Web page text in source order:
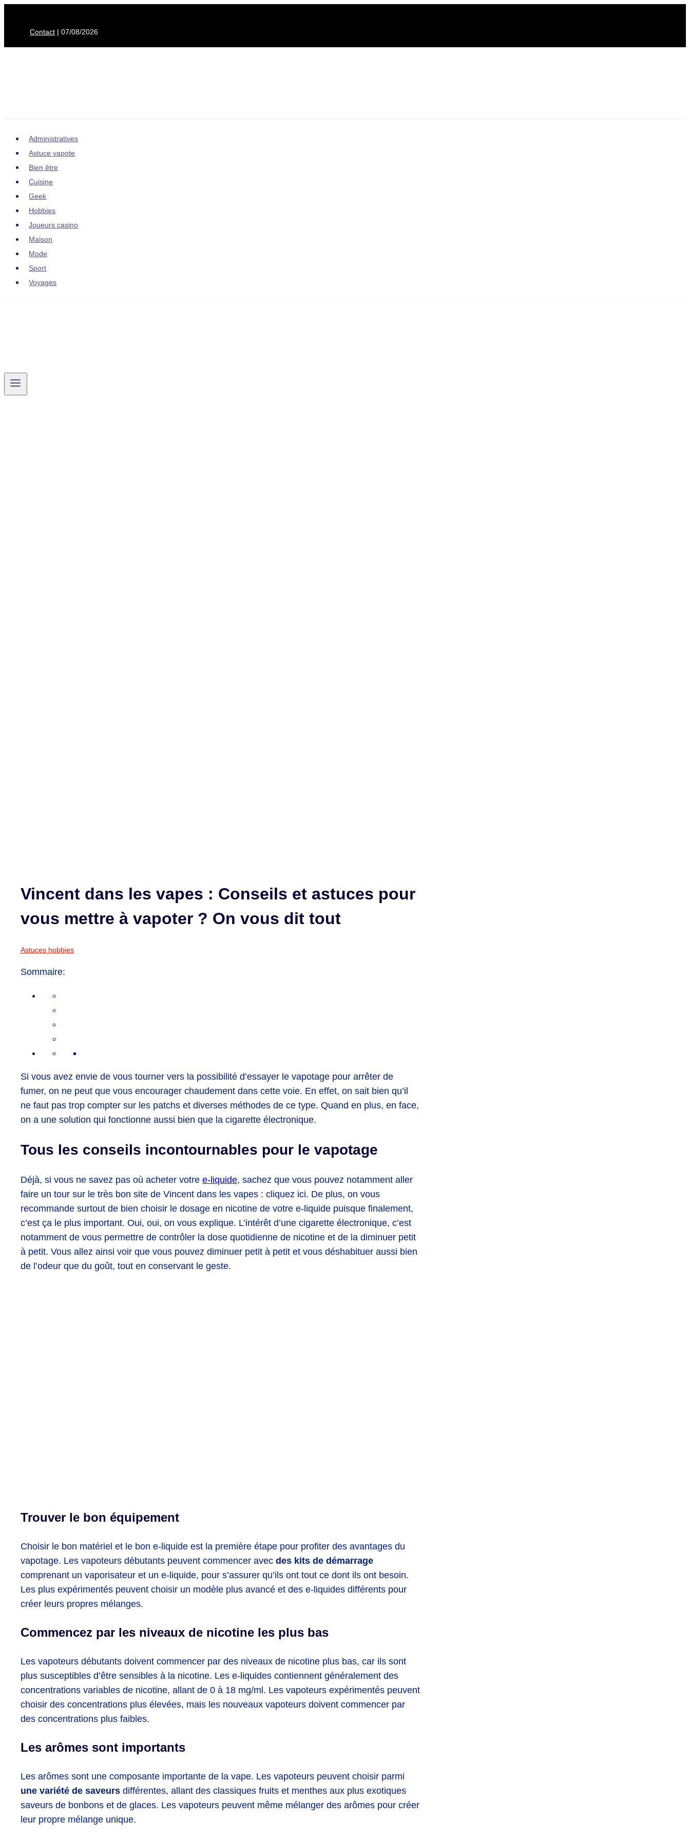
Contact | 07/08/2026
Administratives
Astuce vapote
Bien être
Cuisine
Geek
Hobbies
Joueurs casino
Maison
Mode
Sport
Voyages
Vincent dans les vapes : Conseils et astuces pour
vous mettre à vapoter ? On vous dit tout
Astuces hobbies
Sommaire:
Si vous avez envie de vous tourner vers la possibilité d’essayer le vapotage pour arrêter de
fumer, on ne peut que vous encourager chaudement dans cette voie. En effet, on sait bien qu’il
ne faut pas trop compter sur les patchs et diverses méthodes de ce type. Quand en plus, en face,
on a une solution qui fonctionne aussi bien que la cigarette électronique.
Tous les conseils incontournables pour le vapotage
Déjà, si vous ne savez pas où acheter votre e-liquide, sachez que vous pouvez notamment aller
faire un tour sur le très bon site de Vincent dans les vapes : cliquez ici. De plus, on vous
recommande surtout de bien choisir le dosage en nicotine de votre e-liquide puisque finalement,
c’est ça le plus important. Oui, oui, on vous explique. L’intérêt d’une cigarette électronique, c’est
notamment de vous permettre de contrôler la dose quotidienne de nicotine et de la diminuer petit
à petit. Vous allez ainsi voir que vous pouvez diminuer petit à petit et vous déshabituer aussi bien
de l’odeur que du goût, tout en conservant le geste.
Trouver le bon équipement
Choisir le bon matériel et le bon e-liquide est la première étape pour profiter des avantages du
vapotage. Les vapoteurs débutants peuvent commencer avec des kits de démarrage
comprenant un vaporisateur et un e-liquide, pour s’assurer qu’ils ont tout ce dont ils ont besoin.
Les plus expérimentés peuvent choisir un modèle plus avancé et des e-liquides différents pour
créer leurs propres mélanges.
Commencez par les niveaux de nicotine les plus bas
Les vapoteurs débutants doivent commencer par des niveaux de nicotine plus bas, car ils sont
plus susceptibles d’être sensibles à la nicotine. Les e-liquides contiennent généralement des
concentrations variables de nicotine, allant de 0 à 18 mg/ml. Les vapoteurs expérimentés peuvent
choisir des concentrations plus élevées, mais les nouveaux vapoteurs doivent commencer par
des concentrations plus faibles.
Les arômes sont importants
Les arômes sont une composante importante de la vape. Les vapoteurs peuvent choisir parmi
une variété de saveurs différentes, allant des classiques fruits et menthes aux plus exotiques
saveurs de bonbons et de glaces. Les vapoteurs peuvent même mélanger des arômes pour créer
leur propre mélange unique.